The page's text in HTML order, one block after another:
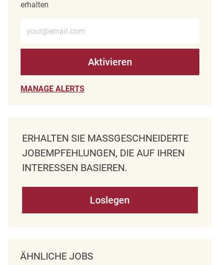
erhalten
Aktivieren
MANAGE ALERTS
ERHALTEN SIE MASSGESCHNEIDERTE J
OBEMPFEHLUNGEN, DIE AUF IHREN I
NTERESSEN BASIEREN.
Loslegen
ÄHNLICHE JOBS